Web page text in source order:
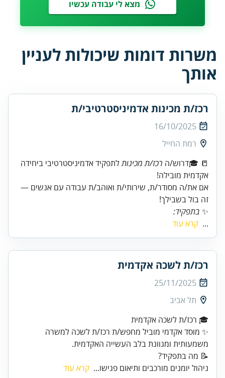
מצא לי עבודה עכשיו
משרות דומות שיכולות לעניין
אותך
רכז/ת מכינות אדמיניסטרטיבי/ת
16/10/2025
רמת החייל
📒 🎓דרוש/ה רכז/ת מכינותלתפקיד אדמיניסטרטיבי ביחידה
אם את/ה מסודר/ת, שירותי/ת ואוהב/ת עבודה עם אנשים —
זה בול בשבילך!
✨ בתפקיד:
... קרא עוד
רכז/ת לשכה אקדמית
25/11/2025
תל אביב
✨ מוסד אקדמי מוביל מחפש/ת רכז/ת לשכה למשרה
משמעותית ומגוונת בלב העשייה האקדמית.
📝 מה בתפקיד?
ניהול יומנים מורכבים ותיאום פגישו... קרא עוד